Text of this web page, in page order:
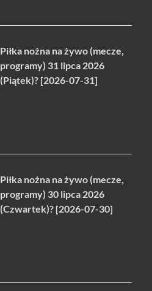
Piłka nożna na żywo (mecze,
programy) 31 lipca 2026
(Piątek)? [2026-07-31]
Piłka nożna na żywo (mecze,
programy) 30 lipca 2026
(Czwartek)? [2026-07-30]